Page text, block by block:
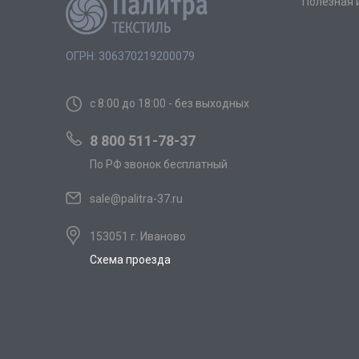
ОГРН: 306370219200079
с 8:00 до 18:00 - без выходных
8 800 511-78-37
По РФ звонок бесплатный
sale@palitra-37.ru
153051 г. Иваново
Схема проезда